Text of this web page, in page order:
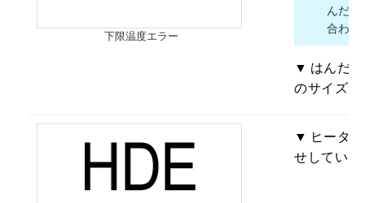
下限温度エラー
んだ付
合わせ
はんだ
のサイズ
ヒータ
せしていま